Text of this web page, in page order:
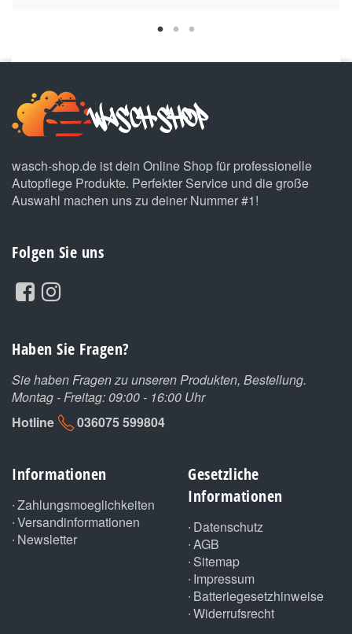
wasch-shop.de ist dein Online Shop für professionelle
Autopflege Produkte. Perfekter Service und die große
Auswahl machen uns zu deiner Nummer #1!
Folgen Sie uns
Haben Sie Fragen?
Sie haben Fragen zu unseren Produkten, Bestellung.
Montag - Freitag: 09:00 - 16:00 Uhr
Hotline
036075 599804
Informationen
Zahlungsmoeglichkeiten
Versandinformationen
Newsletter
Gesetzliche
Informationen
Datenschutz
AGB
Sitemap
Impressum
Batteriegesetzhinweise
Widerrufsrecht